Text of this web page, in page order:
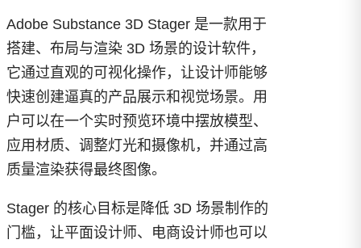
Adobe Substance 3D Stager 是一款用于
搭建、布局与渲染 3D 场景的设计软件，
它通过直观的可视化操作，让设计师能够
快速创建逼真的产品展示和视觉场景。用
户可以在一个实时预览环境中摆放模型、
应用材质、调整灯光和摄像机，并通过高
质量渲染获得最终图像。
Stager 的核心目标是降低 3D 场景制作的
门槛，让平面设计师、电商设计师也可以